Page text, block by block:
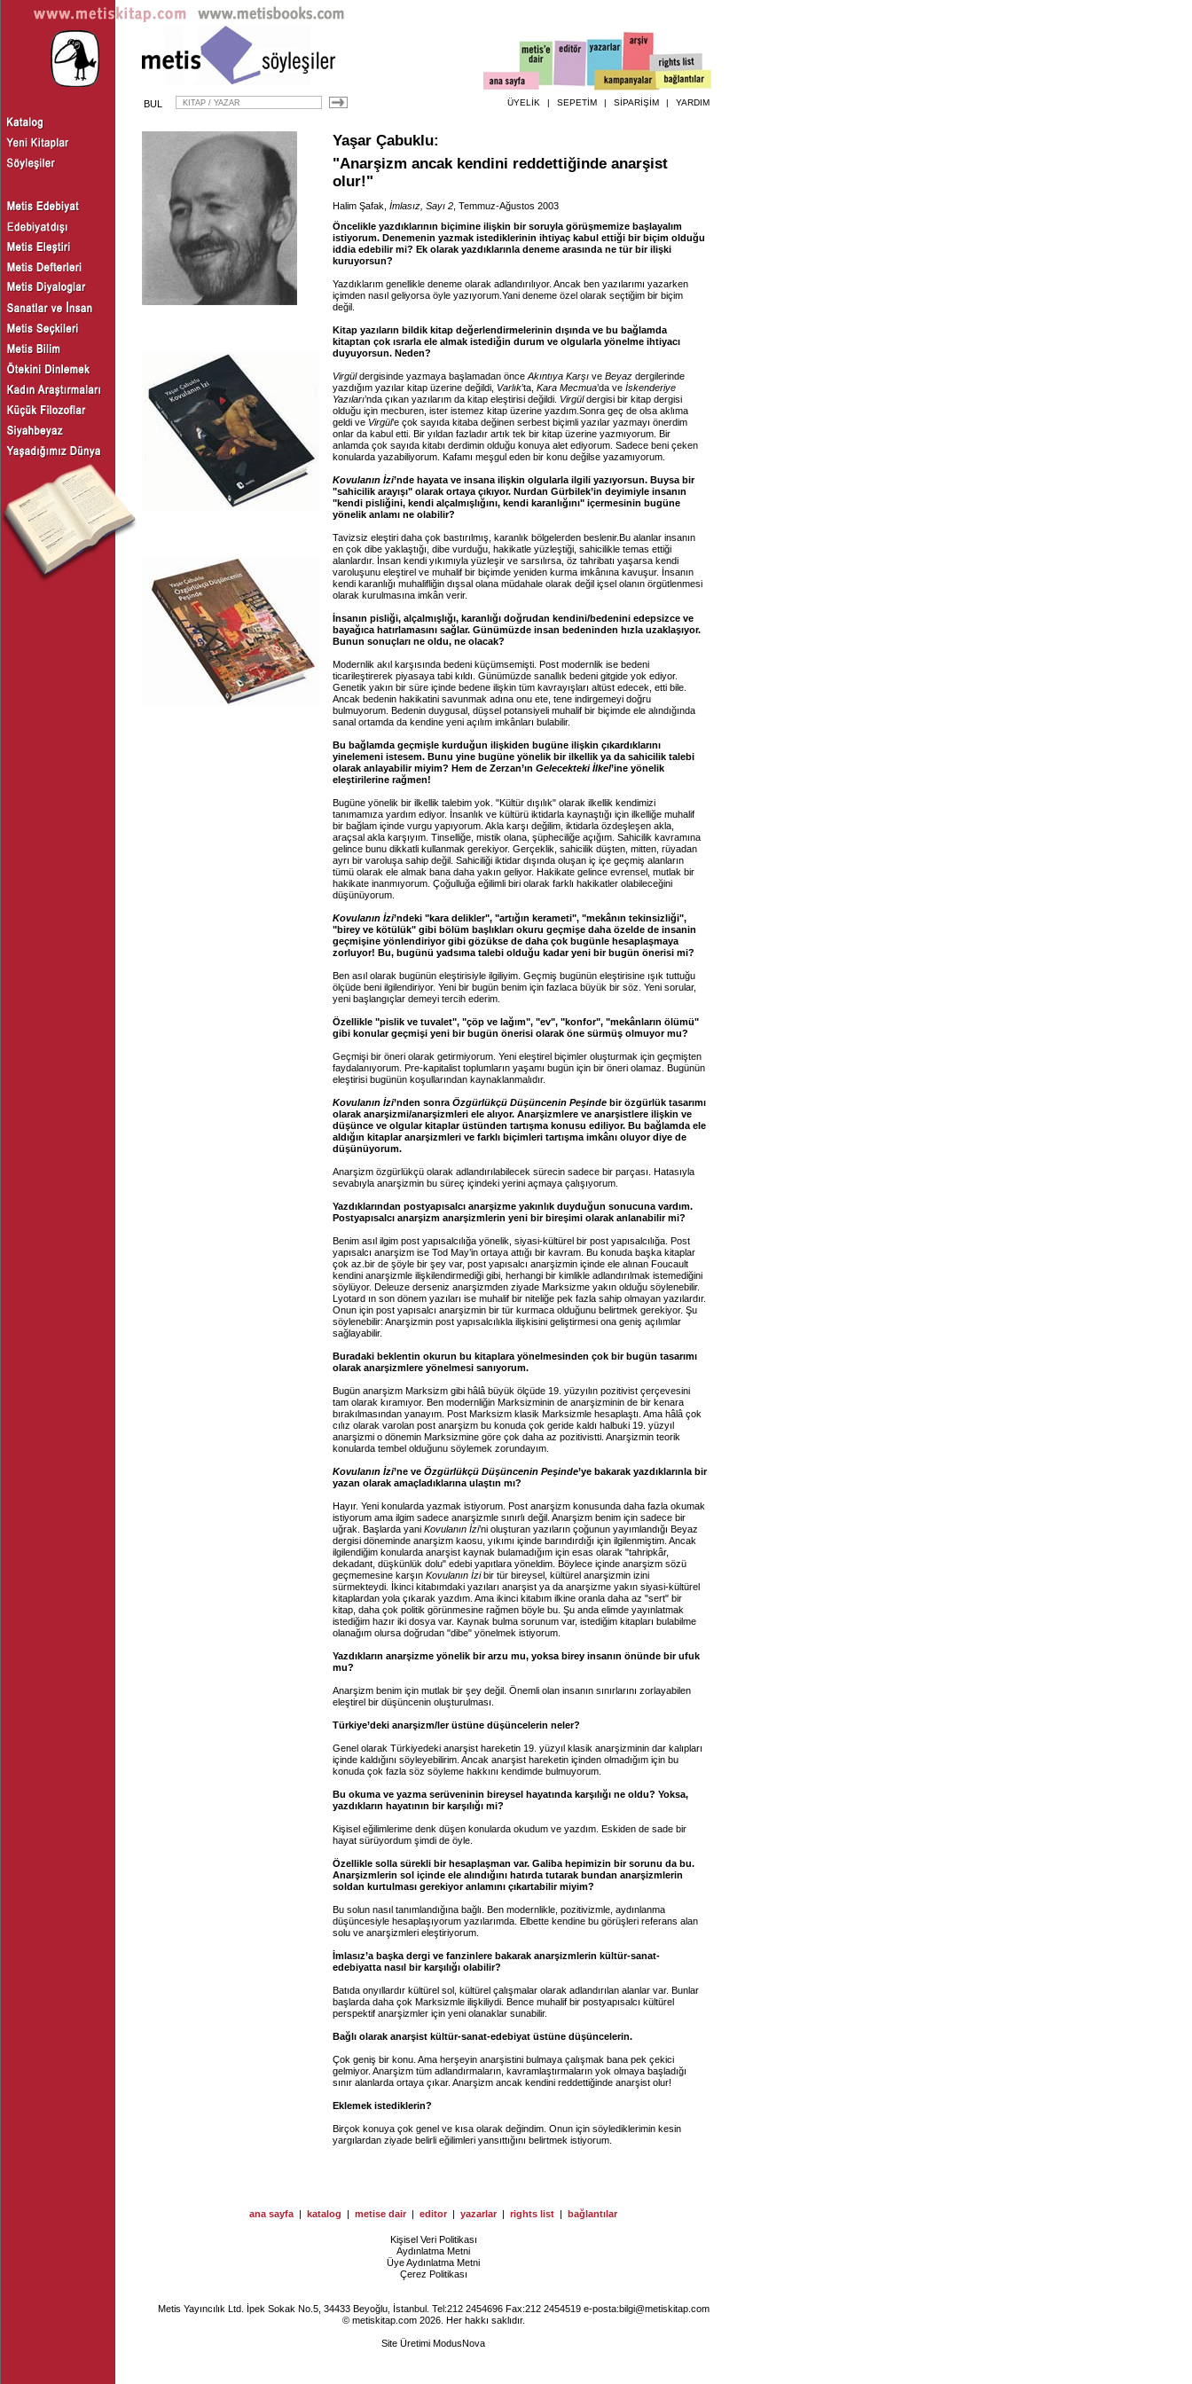
BUL ÜYELİK | SEPETİM | SİPARİŞİM | YARDIM
Yaşar Çabuklu:
"Anarşizm ancak kendini reddettiğinde anarşist
olur!"
Halim Şafak, İmlasız, Sayı 2 , Temmuz-Ağustos 2003
Öncelikle yazdıklarının biçimine ilişkin bir soruyla görüşmemize başlayalım
istiyorum. Denemenin yazmak istediklerinin ihtiyaç kabul ettiği bir biçim olduğu
iddia edebilir mi? Ek olarak yazdıklarınla deneme arasında ne tür bir ilişki
kuruyorsun?
Yazdıklarım genellikle deneme olarak adlandırılıyor. Ancak ben yazılarımı yazarken
içimden nasıl geliyorsa öyle yazıyorum.Yani deneme özel olarak seçtiğim bir biçim
değil.
Kitap yazıların bildik kitap değerlendirmelerinin dışında ve bu bağlamda
kitaptan çok ısrarla ele almak istediğin durum ve olgularla yönelme ihtiyacı
duyuyorsun. Neden?
Virgüldergisinde yazmaya başlamadan önce Akıntıya Karşı ve Beyaz dergilerinde
yazdığım yazılar kitap üzerine değildi, Varlık’ta, Kara Mecmua’da ve İskenderiye
Yazıları’nda çıkan yazılarım da kitap eleştirisi değildi. Virgüldergisi bir kitap dergisi
olduğu için mecburen, ister istemez kitap üzerine yazdım.Sonra geç de olsa aklıma
geldi ve Virgül’e çok sayıda kitaba değinen serbest biçimli yazılar yazmayı önerdim
onlar da kabul etti. Bir yıldan fazladır artık tek bir kitap üzerine yazmıyorum. Bir
anlamda çok sayıda kitabı derdimin olduğu konuya alet ediyorum. Sadece beni çeken
konularda yazabiliyorum. Kafamı meşgul eden bir konu değilse yazamıyorum.
Kovulanın İzi’nde hayata ve insana ilişkin olgularla ilgili yazıyorsun. Buysa bir
"sahicilik arayışı" olarak ortaya çıkıyor. Nurdan Gürbilek’in deyimiyle insanın
"kendi pisliğini, kendi alçalmışlığını, kendi karanlığını" içermesinin bugüne
yönelik anlamı ne olabilir?
Tavizsiz eleştiri daha çok bastırılmış, karanlık bölgelerden beslenir.Bu alanlar insanın
en çok dibe yaklaştığı, dibe vurduğu, hakikatle yüzleştiği, sahicilikle temas ettiği
alanlardır. İnsan kendi yıkımıyla yüzleşir ve sarsılırsa, öz tahribatı yaşarsa kendi
varoluşunu eleştirel ve muhalif bir biçimde yeniden kurma imkânına kavuşur. İnsanın
kendi karanlığı muhalifliğin dışsal olana müdahale olarak değil içsel olanın örgütlenmesi
olarak kurulmasına imkân verir.
İnsanın pisliği, alçalmışlığı, karanlığı doğrudan kendini/bedenini edepsizce ve
bayağıca hatırlamasını sağlar. Günümüzde insan bedeninden hızla uzaklaşıyor.
Bunun sonuçları ne oldu, ne olacak?
Modernlik akıl karşısında bedeni küçümsemişti. Post modernlik ise bedeni
ticarileştirerek piyasaya tabi kıldı. Günümüzde sanallık bedeni gitgide yok ediyor.
Genetik yakın bir süre içinde bedene ilişkin tüm kavrayışları altüst edecek, etti bile.
Ancak bedenin hakikatini savunmak adına onu ete, tene indirgemeyi doğru
bulmuyorum. Bedenin duygusal, düşsel potansiyeli muhalif bir biçimde ele alındığında
sanal ortamda da kendine yeni açılım imkânları bulabilir.
Bu bağlamda geçmişle kurduğun ilişkiden bugüne ilişkin çıkardıklarını
yinelemeni istesem. Bunu yine bugüne yönelik bir ilkellik ya da sahicilik talebi
olarak anlayabilir miyim? Hem de Zerzan’ın Gelecekteki İlkel’ine yönelik
eleştirilerine rağmen!
Bugüne yönelik bir ilkellik talebim yok. "Kültür dışılık" olarak ilkellik kendimizi
tanımamıza yardım ediyor. İnsanlık ve kültürü iktidarla kaynaştığı için ilkelliğe muhalif
bir bağlam içinde vurgu yapıyorum. Akla karşı değilim, iktidarla özdeşleşen akla,
araçsal akla karşıyım. Tinselliğe, mistik olana, şüpheciliğe açığım. Sahicilik kavramına
gelince bunu dikkatli kullanmak gerekiyor. Gerçeklik, sahicilik düşten, mitten, rüyadan
ayrı bir varoluşa sahip değil. Sahiciliği iktidar dışında oluşan iç içe geçmiş alanların
tümü olarak ele almak bana daha yakın geliyor. Hakikate gelince evrensel, mutlak bir
hakikate inanmıyorum. Çoğulluğa eğilimli biri olarak farklı hakikatler olabileceğini
düşünüyorum.
Kovulanın İzi’ndeki "kara delikler", "artığın kerameti", "mekânın tekinsizliği",
"birey ve kötülük" gibi bölüm başlıkları okuru geçmişe daha özelde de insanin
geçmişine yönlendiriyor gibi gözükse de daha çok bugünle hesaplaşmaya
zorluyor! Bu, bugünü yadsıma talebi olduğu kadar yeni bir bugün önerisi mi?
Ben asıl olarak bugünün eleştirisiyle ilgiliyim. Geçmiş bugünün eleştirisine ışık tuttuğu
ölçüde beni ilgilendiriyor. Yeni bir bugün benim için fazlaca büyük bir söz. Yeni sorular,
yeni başlangıçlar demeyi tercih ederim.
Özellikle "pislik ve tuvalet", "çöp ve lağım", "ev", "konfor", "mekânların ölümü"
gibi konular geçmişi yeni bir bugün önerisi olarak öne sürmüş olmuyor mu?
Geçmişi bir öneri olarak getirmiyorum. Yeni eleştirel biçimler oluşturmak için geçmişten
faydalanıyorum. Pre-kapitalist toplumların yaşamı bugün için bir öneri olamaz. Bugünün
eleştirisi bugünün koşullarından kaynaklanmalıdır.
Kovulanın İzi’nden sonra Özgürlükçü Düşüncenin Peşinde bir özgürlük tasarımı
olarak anarşizmi/anarşizmleri ele alıyor. Anarşizmlere ve anarşistlere ilişkin ve
düşünce ve olgular kitaplar üstünden tartışma konusu ediliyor. Bu bağlamda ele
aldığın kitaplar anarşizmleri ve farklı biçimleri tartışma imkânı oluyor diye de
düşünüyorum.
Anarşizm özgürlükçü olarak adlandırılabilecek sürecin sadece bir parçası. Hatasıyla
sevabıyla anarşizmin bu süreç içindeki yerini açmaya çalışıyorum.
Yazdıklarından postyapısalcı anarşizme yakınlık duyduğun sonucuna vardım.
Postyapısalcı anarşizm anarşizmlerin yeni bir bireşimi olarak anlanabilir mi?
Benim asıl ilgim post yapısalcılığa yönelik, siyasi-kültürel bir post yapısalcılığa. Post
yapısalcı anarşizm ise Tod May’in ortaya attığı bir kavram. Bu konuda başka kitaplar
çok az.bir de şöyle bir şey var, post yapısalcı anarşizmin içinde ele alınan Foucault
kendini anarşizmle ilişkilendirmediği gibi, herhangi bir kimlikle adlandırılmak istemediğini
söylüyor. Deleuze derseniz anarşizmden ziyade Marksizme yakın olduğu söylenebilir.
Lyotard ın son dönem yazıları ise muhalif bir niteliğe pek fazla sahip olmayan yazılardır.
Onun için post yapısalcı anarşizmin bir tür kurmaca olduğunu belirtmek gerekiyor. Şu
söylenebilir: Anarşizmin post yapısalcılıkla ilişkisini geliştirmesi ona geniş açılımlar
sağlayabilir.
Buradaki beklentin okurun bu kitaplara yönelmesinden çok bir bugün tasarımı
olarak anarşizmlere yönelmesi sanıyorum.
Bugün anarşizm Marksizm gibi hâlâ büyük ölçüde 19. yüzyılın pozitivist çerçevesini
tam olarak kıramıyor. Ben modernliğin Marksizminin de anarşizminin de bir kenara
bırakılmasından yanayım. Post Marksizm klasik Marksizmle hesaplaştı. Ama hâlâ çok
cılız olarak varolan post anarşizm bu konuda çok geride kaldı halbuki 19. yüzyıl
anarşizmi o dönemin Marksizmine göre çok daha az pozitivistti. Anarşizmin teorik
konularda tembel olduğunu söylemek zorundayım.
Kovulanın İzi’ne ve Özgürlükçü Düşüncenin Peşinde’ye bakarak yazdıklarınla bir
yazan olarak amaçladıklarına ulaştın mı?
Hayır. Yeni konularda yazmak istiyorum. Post anarşizm konusunda daha fazla okumak
istiyorum ama ilgim sadece anarşizmle sınırlı değil. Anarşizm benim için sadece bir
uğrak. Başlarda yani Kovulanın İzi’ni oluşturan yazıların çoğunun yayımlandığı Beyaz
dergisi döneminde anarşizm kaosu, yıkımı içinde barındırdığı için ilgilenmiştim. Ancak
ilgilendiğim konularda anarşist kaynak bulamadığım için esas olarak "tahripkâr,
dekadant, düşkünlük dolu" edebi yapıtlara yöneldim. Böylece içinde anarşizm sözü
geçmemesine karşın Kovulanın İzibir tür bireysel, kültürel anarşizmin izini
sürmekteydi. İkinci kitabımdaki yazıları anarşist ya da anarşizme yakın siyasi-kültürel
kitaplardan yola çıkarak yazdım. Ama ikinci kitabım ilkine oranla daha az "sert" bir
kitap, daha çok politik görünmesine rağmen böyle bu. Şu anda elimde yayınlatmak
istediğim hazır iki dosya var. Kaynak bulma sorunum var, istediğim kitapları bulabilme
olanağım olursa doğrudan "dibe" yönelmek istiyorum.
Yazdıkların anarşizme yönelik bir arzu mu, yoksa birey insanın önünde bir ufuk
mu?
Anarşizm benim için mutlak bir şey değil. Önemli olan insanın sınırlarını zorlayabilen
eleştirel bir düşüncenin oluşturulması.
Türkiye’deki anarşizm/ler üstüne düşüncelerin neler?
Genel olarak Türkiyedeki anarşist hareketin 19. yüzyıl klasik anarşizminin dar kalıpları
içinde kaldığını söyleyebilirim. Ancak anarşist hareketin içinden olmadığım için bu
konuda çok fazla söz söyleme hakkını kendimde bulmuyorum.
Bu okuma ve yazma serüveninin bireysel hayatında karşılığı ne oldu? Yoksa,
yazdıkların hayatının bir karşılığı mi?
Kişisel eğilimlerime denk düşen konularda okudum ve yazdım. Eskiden de sade bir
hayat sürüyordum şimdi de öyle.
Özellikle solla sürekli bir hesaplaşman var. Galiba hepimizin bir sorunu da bu.
Anarşizmlerin sol içinde ele alındığını hatırda tutarak bundan anarşizmlerin
soldan kurtulması gerekiyor anlamını çıkartabilir miyim?
Bu solun nasıl tanımlandığına bağlı. Ben modernlikle, pozitivizmle, aydınlanma
düşüncesiyle hesaplaşıyorum yazılarımda. Elbette kendine bu görüşleri referans alan
solu ve anarşizmleri eleştiriyorum.
İmlasız’a başka dergi ve fanzinlere bakarak anarşizmlerin kültür-sanat-
edebiyatta nasıl bir karşılığı olabilir?
Batıda onyıllardır kültürel sol, kültürel çalışmalar olarak adlandırılan alanlar var. Bunlar
başlarda daha çok Marksizmle ilişkiliydi. Bence muhalif bir postyapısalcı kültürel
perspektif anarşizmler için yeni olanaklar sunabilir.
Bağlı olarak anarşist kültür-sanat-edebiyat üstüne düşüncelerin.
Çok geniş bir konu. Ama herşeyin anarşistini bulmaya çalışmak bana pek çekici
gelmiyor. Anarşizm tüm adlandırmaların, kavramlaştırmaların yok olmaya başladığı
sınır alanlarda ortaya çıkar. Anarşizm ancak kendini reddettiğinde anarşist olur!
Eklemek istediklerin?
Birçok konuya çok genel ve kısa olarak değindim. Onun için söylediklerimin kesin
yargılardan ziyade belirli eğilimleri yansıttığını belirtmek istiyorum.
ana sayfa | katalog | metise dair | editor | yazarlar | rights list | bağlantılar
Kişisel Veri Politikası
Aydınlatma Metni
Üye Aydınlatma Metni
Çerez Politikası
Metis Yayıncılık Ltd. İpek Sokak No.5, 34433 Beyoğlu, İstanbul. Tel:212 2454696 Fax:212 2454519 e-posta:bilgi@metiskitap.com
© metiskitap.com 2026. Her hakkı saklıdır.
Site Üretimi ModusNova